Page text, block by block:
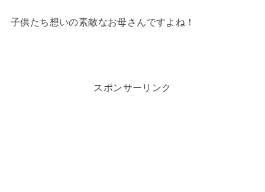
子供たち想いの素敵なお母さんですよね！
スポンサーリンク